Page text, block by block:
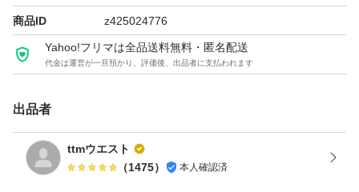
申し訳ないですが削除させて頂きます。
◆『いつ頃購入された物ですか？』
取り扱いさせて頂いておりますので、全て1カ月以内の購
入商品になります。
商品ID z425024776
Yahoo!フリマは全品送料無料・匿名配送
代金は運営が一旦預かり、評価後、出品者に支払われます
出品者
ttmウエスト
（1475） 本人確認済